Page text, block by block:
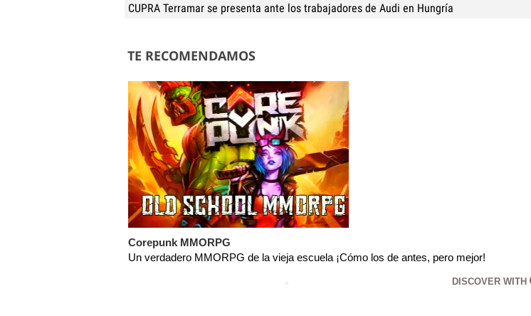
CUPRA Terramar se presenta ante los trabajadores de Audi en Hungría
TE RECOMENDAMOS
Corepunk MMORPG
Un verdadero MMORPG de la vieja escuela ¡Cómo los de antes, pero mejor!
DISCOVER WITH